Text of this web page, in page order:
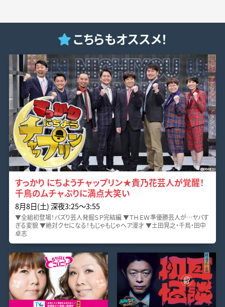
こちらもオススメ！
すっかり にちようチャップリン★貴乃花芸人が覚醒！
千鳥のムチャぶりに満点大笑い
8月8日(土) 深夜3:25〜3:55
▼全組初登場！バズり芸人発掘ＳＰ完結編 ▼ＴＨＥＷ準優勝芸人が…ヤバす
ぎる変貌 ▼絶対クセになる！もじゃもじゃヘア漫才 ▼土田晃之・千鳥・田中
卓志